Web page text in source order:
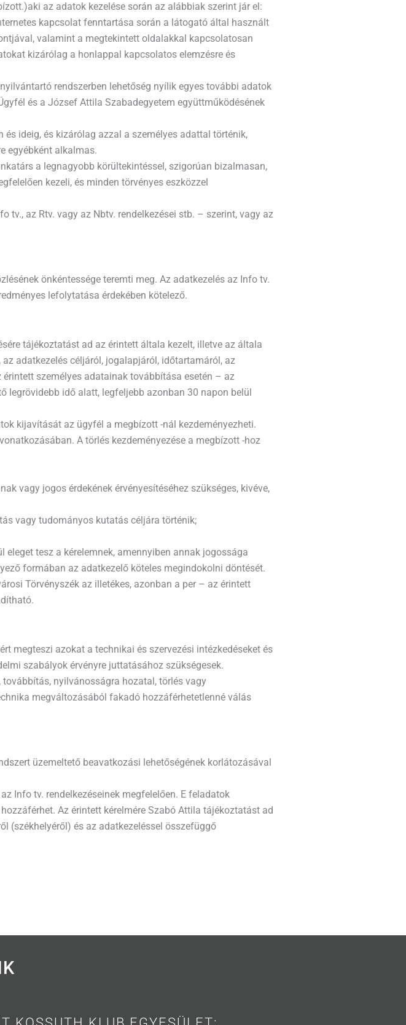
az adatok kezelése során az alábbiak szerint jár el:
kapcsolat fenntartása során a látogató által használt
valamint a megtekintett oldalakkal kapcsolatosan
kizárólag a honlappal kapcsolatos elemzésre és
rendszerben lehetőség nyílik egyes további adatok
és a József Attila Szabadegyetem együttműködésének
ideig, és kizárólag azzal a személyes adattal történik,
egyébként alkalmas.
a legnagyobb körültekintéssel, szigorúan bizalmasan,
kezeli, és minden törvényes eszközzel
az Rtv. vagy az Nbtv. rendelkezései stb. – szerint, vagy az
önkéntessége teremti meg. Az adatkezelés az Info tv.
lefolytatása érdekében kötelező.
tájékoztatást ad az érintett általa kezelt, illetve az általa
adatkezelés céljáról, jogalapjáról, időtartamáról, az
személyes adatainak továbbítása esetén – az
legrövidebb idő alatt, legfeljebb azonban 30 napon belül
kijavítását az ügyfél a megbízott -nál kezdeményezheti.
A törlés kezdeményezése a megbízott -hoz
vagy jogos érdekének érvényesítéséhez szükséges, kivéve,
vagy tudományos kutatás céljára történik;
tesz a kérelemnek, amennyiben annak jogossága
formában az adatkezelő köteles megindokolni döntését.
Törvényszék az illetékes, azonban a per – az érintett
megteszi azokat a technikai és szervezési intézkedéseket és
szabályok érvényre juttatásához szükségesek.
nyilvánosságra hozatal, törlés vagy
megváltozásából fakadó hozzáférhetetlenné válás
üzemeltető beavatkozási lehetőségének korlátozásával
Info tv. rendelkezéseinek megfelelően. E feladatok
Az érintett kérelmére Szabó Attila tájékoztatást ad
(székhelyéről) és az adatkezeléssel összefüggő